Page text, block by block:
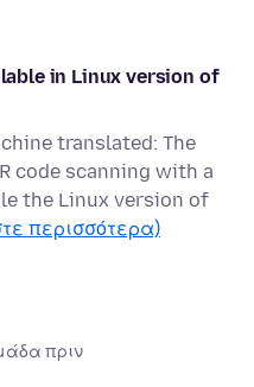
in Linux version of
translated: The
code scanning with a
the Linux version of
περισσότερα)
πριν